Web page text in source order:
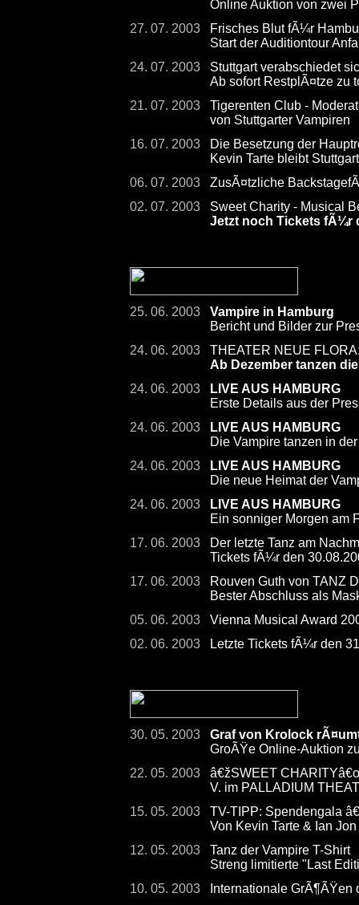
Online Auktion von zwei
27. 07. 2003
Frisches Blut fÃ¼r
Start der Auditiontour
24. 07. 2003
Stuttgart verabschiedet
Ab sofort RestplÃ¤tze zu
21. 07. 2003
Tigerenten Club -
von Stuttgarter Vampiren
16. 07. 2003
Die Besetzung der
Kevin Tarte bleibt
06. 07. 2003
ZusÃ¤tzliche
02. 07. 2003
Sweet Charity - Musical
Jetzt noch Tickets fÃ¼r
25. 06. 2003
Vampire in Hamburg
Bericht und Bilder zur
24. 06. 2003
THEATER NEUE
Ab Dezember tanzen
24. 06. 2003
LIVE AUS HAMBURG
Erste Details aus der
24. 06. 2003
LIVE AUS HAMBURG
Die Vampire tanzen in
24. 06. 2003
LIVE AUS HAMBURG
Die neue Heimat der
24. 06. 2003
LIVE AUS HAMBURG
Ein sonniger Morgen am
17. 06. 2003
Der letzte Tanz am
Tickets fÃ¼r den
17. 06. 2003
Rouven Guth von TANZ
Bester Abschluss als
05. 06. 2003
Vienna Musical Award
02. 06. 2003
Letzte Tickets fÃ¼r den
30. 05. 2003
Graf von Krolock
GroÃŸe Online-Auktion
22. 05. 2003
â€žSWEET
V. im PALLADIUM
15. 05. 2003
TV-TIPP: Spendengala
Von Kevin Tarte & Ian
12. 05. 2003
Tanz der Vampire T-Shirt
Streng limitierte "Last
10. 05. 2003
Internationale